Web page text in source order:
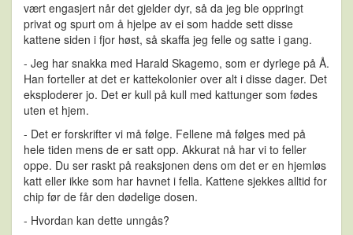
vært engasjert når det gjelder dyr, så da jeg ble oppringt
privat og spurt om å hjelpe av ei som hadde sett disse
kattene siden i fjor høst, så skaffa jeg felle og satte i gang.
- Jeg har snakka med Harald Skagemo, som er dyrlege på Å.
Han forteller at det er kattekolonier over alt i disse dager. Det
eksploderer jo. Det er kull på kull med kattunger som fødes
uten et hjem.
- Det er forskrifter vi må følge. Fellene må følges med på
hele tiden mens de er satt opp. Akkurat nå har vi to feller
oppe. Du ser raskt på reaksjonen dens om det er en hjemløs
katt eller ikke som har havnet i fella. Kattene sjekkes alltid for
chip før de får den dødelige dosen.
- Hvordan kan dette unngås?